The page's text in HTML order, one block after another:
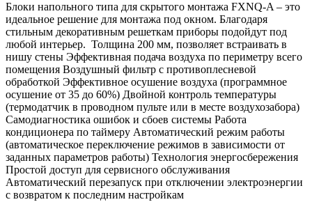
Блоки напольного типа для скрытого монтажа FXNQ-A – это
идеальное решение для монтажа под окном. Благодаря
стильным декоративным решеткам приборы подойдут под
любой интерьер. Толщина 200 мм, позволяет встраивать в
нишу стены Эффективная подача воздуха по периметру всего
помещения Воздушный фильтр с противоплесневой
обработкой Эффективное осушение воздуха (программное
осушение от 35 до 60%) Двойной контроль температуры
(термодатчик в проводном пульте или в месте воздухозабора)
Самодиагностика ошибок и сбоев системы Работа
кондиционера по таймеру Автоматический режим работы
(автоматическое переключение режимов в зависимости от
заданных параметров работы) Технология энергосбережения
Простой доступ для сервисного обслуживания
Автоматический перезапуск при отключении электроэнергии
с возвратом к последним настройкам